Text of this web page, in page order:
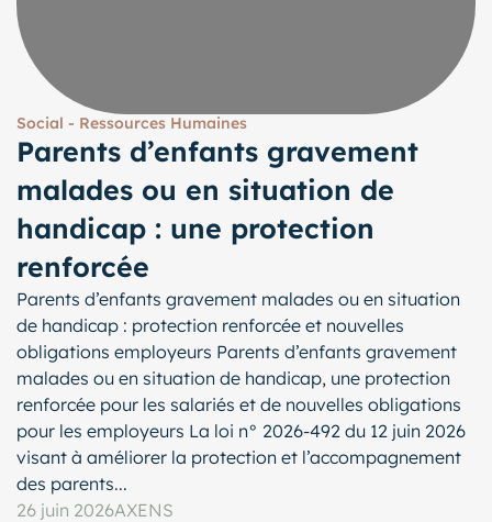
Social - Ressources Humaines
Parents d’enfants gravement
malades ou en situation de
handicap : une protection
renforcée
Parents d’enfants gravement malades ou en situation
de handicap : protection renforcée et nouvelles
obligations employeurs Parents d’enfants gravement
malades ou en situation de handicap, une protection
renforcée pour les salariés et de nouvelles obligations
pour les employeurs La loi n° 2026-492 du 12 juin 2026
visant à améliorer la protection et l’accompagnement
des parents...
26 juin 2026AXENS